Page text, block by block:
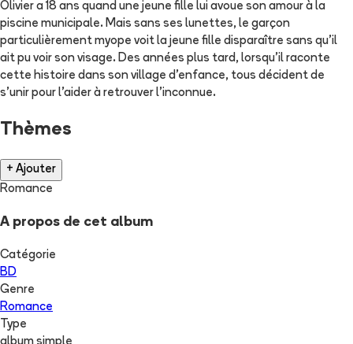
Olivier a 18 ans quand une jeune fille lui avoue son amour à la
piscine municipale. Mais sans ses lunettes, le garçon
particulièrement myope voit la jeune fille disparaître sans qu'il
ait pu voir son visage. Des années plus tard, lorsqu'il raconte
cette histoire dans son village d'enfance, tous décident de
s'unir pour l'aider à retrouver l'inconnue.
Thèmes
+ Ajouter
Romance
A propos de cet album
Catégorie
BD
Genre
Romance
Type
album simple